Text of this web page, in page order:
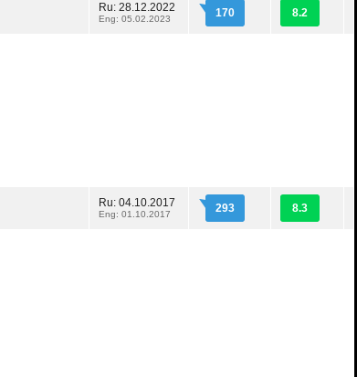
Ru: 28.12.2022
Eng: 05.02.2023 170 8.2
Ru: 04.10.2017
Eng: 01.10.2017 293 8.3